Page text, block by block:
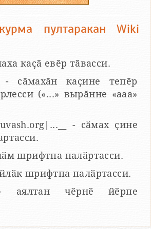
пултаракан Wiki
каҫӑ евӗр тӑвасси.
- сӑмахӑн каҫине тепӗр
(«...» вырӑнне «ааа»
- сӑмах ҫине
шрифтпа палӑртасси.
шрифтпа палӑртасси.
- аялтан чӗрнӗ йӗрпе